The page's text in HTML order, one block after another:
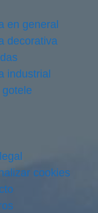
en general
decorativa
industrial
cookies